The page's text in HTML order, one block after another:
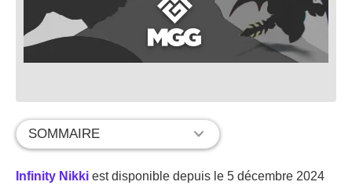
SOMMAIRE
Infinity Nikki est disponible depuis le 5 décembre 2024